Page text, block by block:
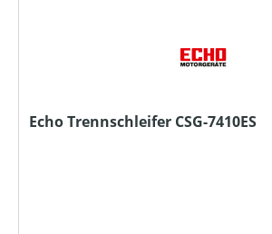
Echo Trennschleifer CSG-7410ES